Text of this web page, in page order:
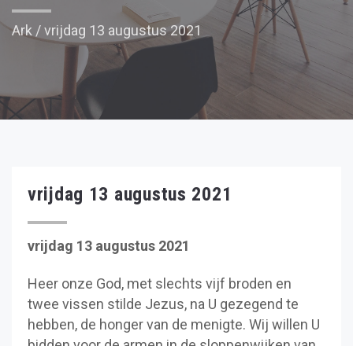
Ark /vrijdag 13 augustus 2021
vrijdag 13 augustus 2021
vrijdag 13 augustus 2021
Heer onze God, met slechts vijf broden en
twee vissen stilde Jezus, na U gezegend te
hebben, de honger van de menigte. Wij willen U